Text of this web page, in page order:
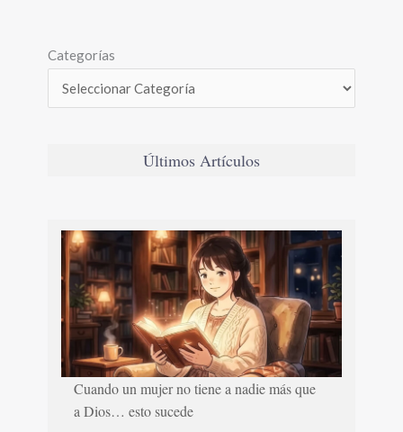
Categorías
Últimos Artículos
Cuando un mujer no tiene a nadie más que
a Dios… esto sucede